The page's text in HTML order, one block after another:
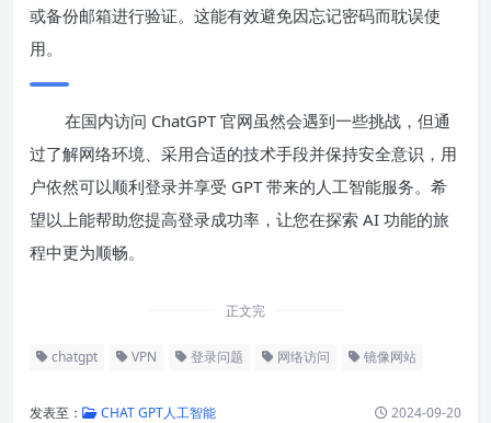
或备份邮箱进行验证。这能有效避免因忘记密码而耽误使
用。
在国内访问 ChatGPT 官网虽然会遇到一些挑战，但通
过了解网络环境、采用合适的技术手段并保持安全意识，用
户依然可以顺利登录并享受 GPT 带来的人工智能服务。希
望以上能帮助您提高登录成功率，让您在探索 AI 功能的旅
程中更为顺畅。
正文完
chatgpt VPN 登录问题 网络访问 镜像网站
发表至： CHAT GPT人工智能 2024-09-20